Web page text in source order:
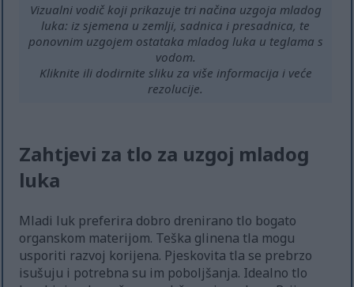
Vizualni vodič koji prikazuje tri načina uzgoja mladog
luka: iz sjemena u zemlji, sadnica i presadnica, te
ponovnim uzgojem ostataka mladog luka u teglama s
vodom.
Kliknite ili dodirnite sliku za više informacija i veće
rezolucije.
Zahtjevi za tlo za uzgoj mladog
luka
Mladi luk preferira dobro drenirano tlo bogato
organskom materijom. Teška glinena tla mogu
usporiti razvoj korijena. Pjeskovita tla se prebrzo
isušuju i potrebna su im poboljšanja. Idealno tlo